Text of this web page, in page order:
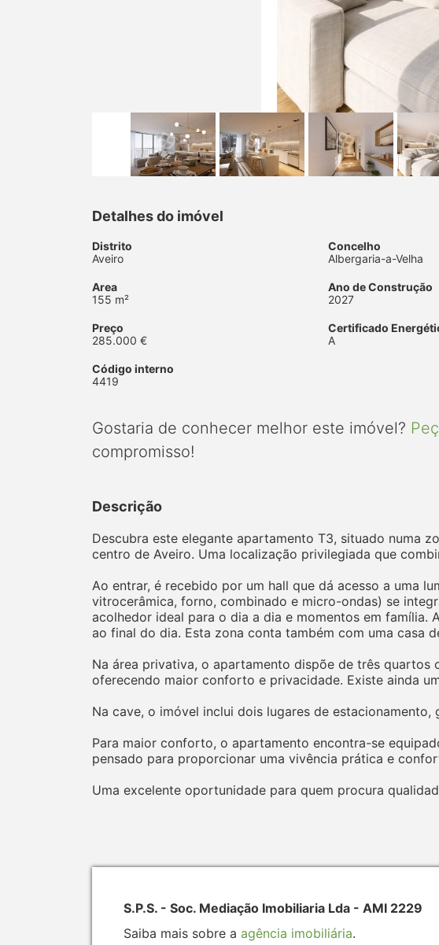
Detalhes do imóvel
Distrito
Aveiro
Concelho
Albergaria-a-Velha
Area
155 m²
Ano de Construção
2027
Preço
285.000 €
Certificado
A
Código interno
4419
Gostaria de conhecer melhor este imóvel?
compromisso!
Descrição
Descubra este elegante apartamento T3, situado numa
centro de Aveiro. Uma localização privilegiada que
Ao entrar, é recebido por um hall que dá acesso a uma
vitrocerâmica, forno, combinado e micro-ondas) se
acolhedor ideal para o dia a dia e momentos em
ao final do dia. Esta zona conta também com uma casa
Na área privativa, o apartamento dispõe de três quartos
oferecendo maior conforto e privacidade. Existe ainda
Na cave, o imóvel inclui dois lugares de
Para maior conforto, o apartamento encontra-se
pensado para proporcionar uma vivência prática e
Uma excelente oportunidade para quem procura
S.P.S. - Soc. Mediação Imobiliaria Lda - AMI 2229
Saiba mais sobre a agência imobiliária.